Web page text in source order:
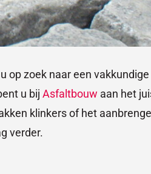
op zoek naar een vakkundige
u bij Asfaltbouw aan het
klinkers of het
verder.